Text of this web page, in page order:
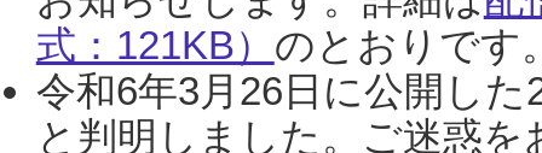
式：121KB） のとおりです
令和6年3月26日に公開し
と判明しました。ご迷惑